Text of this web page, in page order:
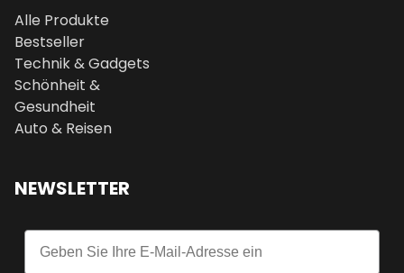
Alle Produkte
Bestseller
Technik & Gadgets
Schönheit &
Gesundheit
Auto & Reisen
NEWSLETTER
Email